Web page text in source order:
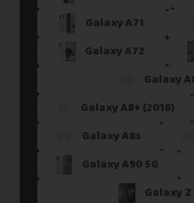
Galaxy A71
Galaxy A72
Galaxy
Galaxy A8+ (2018)
Galaxy A8s
Galaxy A90 5G
Galaxy